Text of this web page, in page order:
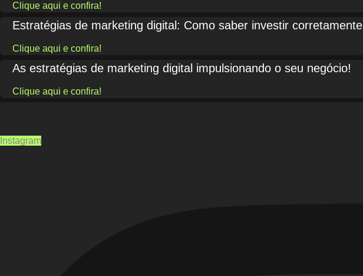
Clique aqui e confira!
Estratégias de marketing digital: Como saber investir corretamente
Clique aqui e confira!
As estratégias de marketing digital impulsionando o seu negócio!
Clique aqui e confira!
Instagram